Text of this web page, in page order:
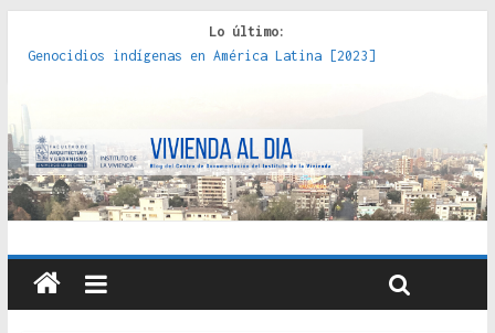
Lo último:
Genocidios indígenas en América Latina [2023]
políticas, prácticas y representaciones [2022]
crítica de las fronteras latinoamericanas [2020]
Criterios técnicos para una vivienda adecuada [2019]
Red de consultorios de la Caja del Seguro Obrero en
Santiago : un patrimonio emblemático [2014]